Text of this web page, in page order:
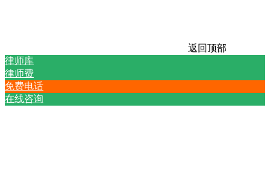
返回顶部
律师库
律师费
免费电话
在线咨询